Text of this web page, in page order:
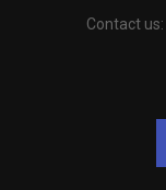
Contact us: